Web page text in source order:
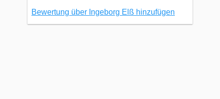
Bewertung über Ingeborg Elß hinzufügen